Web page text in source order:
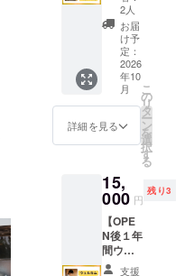
セージ
をお送
りしま
す。 備
考 ・体
験や物
品は含
まれま
せん。
3,000円
のリ
ターン
と同じ
内容に
なりま
す。
限：
2026年
5月〜10
月末日
DIYに参
加して
いただ
ける日
程は、
ング終
了後に
せ、
メール
にてご
連絡
権】 古
民家チ
ダッケ
をイベ
ントや
研修会
場とし
て1日丸
ごと利
用でき
ケ夫が
ご利用
時に
コー
ヒーを
提供し
ます。
2人
お届
け予
定：
2026
年10
月
詳細を見る
こ
の
リ
タ
ー
ン
を
選
択
す
る
15,
000 円
残り3
【OPE
N後１年
間ウェ
ルカム
支援